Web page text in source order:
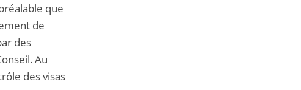
que
de
des
Au
des visas